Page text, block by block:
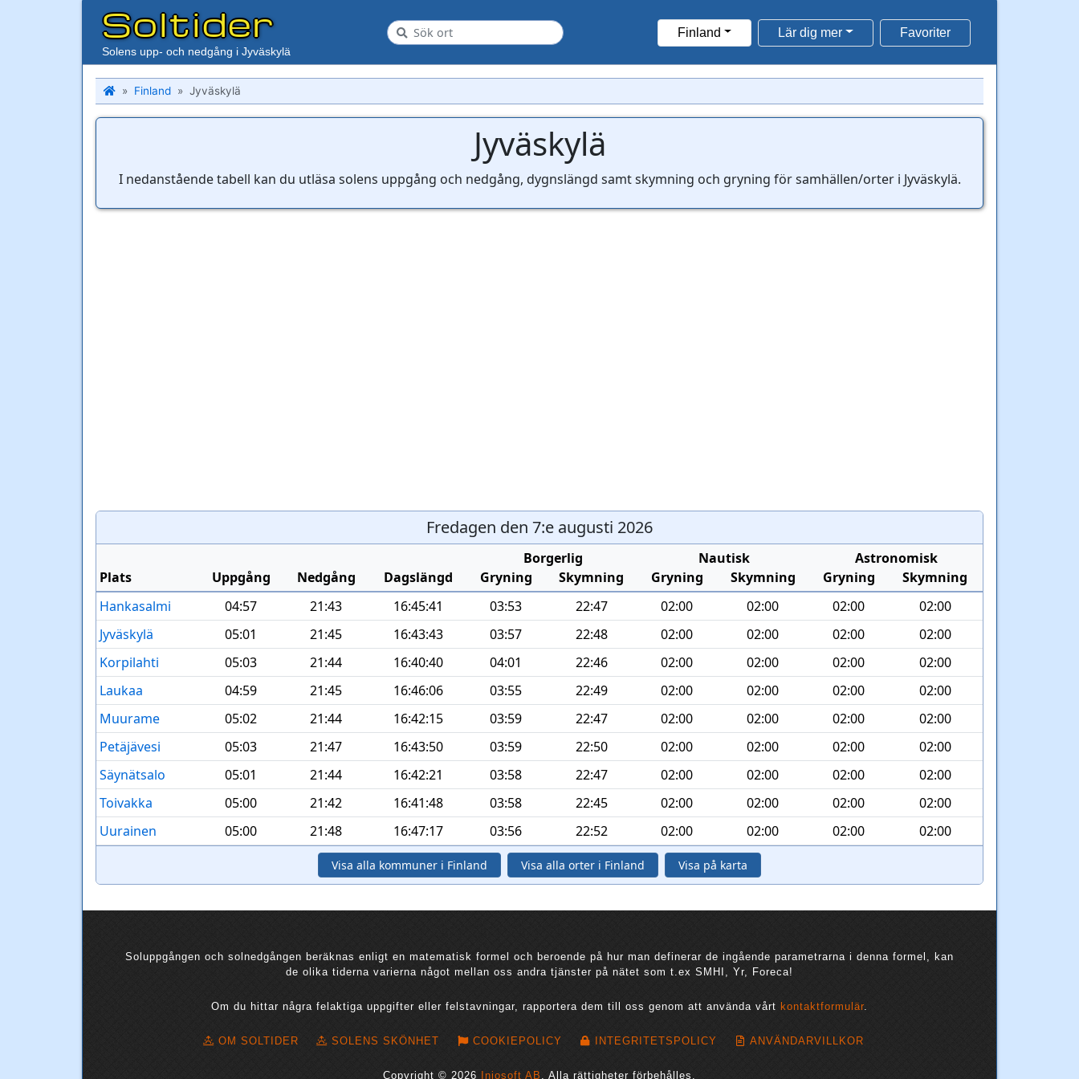
Soltider
Solens upp- och nedgång i Jyväskylä
Finland Lär dig mer Favoriter
Finland Jyväskylä
Jyväskylä
I nedanstående tabell kan du utläsa solens uppgång och nedgång, dygnslängd samt skymning och gryning för samhällen/orter i Jyväskylä.
Fredagen den 7:e augusti 2026
Plats Uppgång Nedgång Dagslängd
Borgerlig Nautisk
Astronomisk
Gryning
Skymning Gryning Skymning Gryning
Skymning
Hankasalmi
04:57 21:43 16:45:41 03:53 22:47 02:00 02:00 02:00
02:00
Jyväskylä
05:01 21:45 16:43:43 03:57 22:48 02:00 02:00 02:00
02:00
Korpilahti
05:03 21:44 16:40:40 04:01 22:46 02:00 02:00 02:00
02:00
Laukaa
04:59 21:45 16:46:06 03:55 22:49 02:00 02:00 02:00
02:00
Muurame
05:02 21:44 16:42:15 03:59 22:47 02:00 02:00 02:00
02:00
Petäjävesi
05:03 21:47 16:43:50 03:59 22:50 02:00 02:00 02:00
02:00
Säynätsalo
05:01 21:44 16:42:21 03:58 22:47 02:00 02:00 02:00
02:00
Toivakka
05:00 21:42 16:41:48 03:58 22:45 02:00 02:00 02:00
02:00
Uurainen
05:00 21:48 16:47:17 03:56 22:52 02:00 02:00 02:00 02:00
Visa alla kommuner i Finland Visa alla orter i Finland Visa på karta
Soluppgången och solnedgången beräknas enligt en matematisk formel och beroende på hur man definerar de ingående parametrarna i denna formel, kan
de olika tiderna varierna något mellan oss andra tjänster på nätet som t.ex SMHI, Yr, Foreca!
Om du hittar några felaktiga uppgifter eller felstavningar, rapportera dem till oss genom att använda vårt kontaktformulär.
OM SOLTIDER SOLENS SKÖNHET COOKIEPOLICY INTEGRITETSPOLICY ANVÄNDARVILLKOR
Copyright © 2026 Injosoft AB . Alla rättigheter förbehålles.